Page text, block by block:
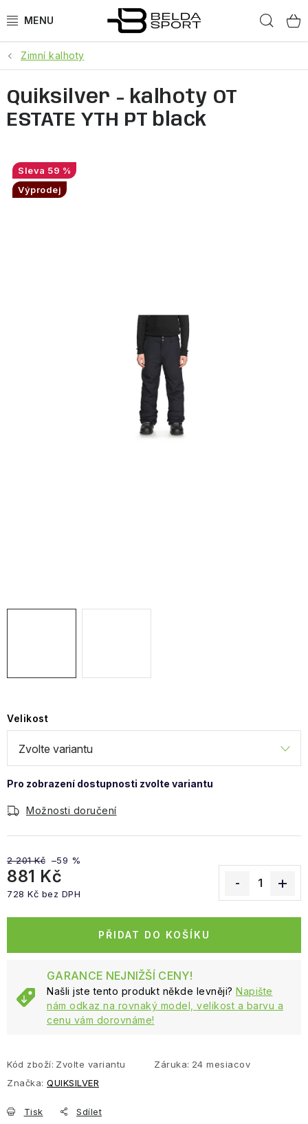
na
SPORTY
BĚH
BOGNER
OBLEČENÍ
Zimní kalhoty
Velikost
Možnosti doručení
2 201 Kč –59 %
881 Kč
728 Kč bez DPH
PŘIDAT DO KOŠÍKU
GARANCE NEJNIŽŠÍ CENY!
Našli jste tento produkt někde levněji? Napište
nám odkaz na rovnaký model, velikost a barvu a
cenu vám dorovnáme!
Kód zboží: Zvolte variantu Záruka: 24 mesiacov
Značka: QUIKSILVER
Tisk Sdílet
Quiksilver - kalhoty OT
ESTATE YTH PT black
59 %
Výprodej